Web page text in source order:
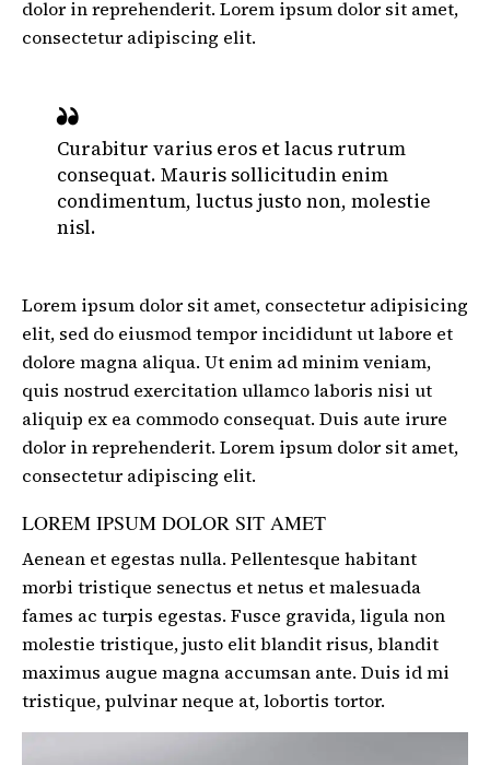
dolor in reprehenderit. Lorem ipsum dolor sit amet,
consectetur adipiscing elit.
Curabitur varius eros et lacus rutrum
consequat. Mauris sollicitudin enim
condimentum, luctus justo non, molestie
nisl.
Lorem ipsum dolor sit amet, consectetur adipisicing
elit, sed do eiusmod tempor incididunt ut labore et
dolore magna aliqua. Ut enim ad minim veniam,
quis nostrud exercitation ullamco laboris nisi ut
aliquip ex ea commodo consequat. Duis aute irure
dolor in reprehenderit. Lorem ipsum dolor sit amet,
consectetur adipiscing elit.
LOREM IPSUM DOLOR SIT AMET
Aenean et egestas nulla. Pellentesque habitant
morbi tristique senectus et netus et malesuada
fames ac turpis egestas. Fusce gravida, ligula non
molestie tristique, justo elit blandit risus, blandit
maximus augue magna accumsan ante. Duis id mi
tristique, pulvinar neque at, lobortis tortor.